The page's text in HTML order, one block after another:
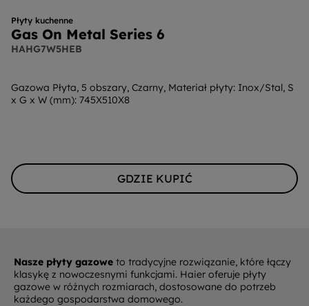
Płyty kuchenne
Gas On Metal Series 6
HAHG7W5HEB
Gazowa Płyta, 5 obszary, Czarny, Materiał płyty: Inox/Stal, S
x G x W (mm): 745X510X8
GDZIE KUPIĆ
Nasze płyty gazowe to tradycyjne rozwiązanie, które łączy
klasykę z nowoczesnymi funkcjami. Haier oferuje płyty
gazowe w różnych rozmiarach, dostosowane do potrzeb
każdego gospodarstwa domowego.